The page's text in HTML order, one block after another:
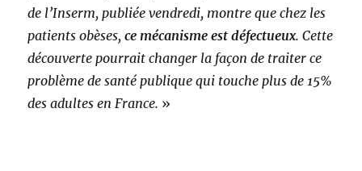
de l’Inserm, publiée vendredi, montre que chez les
patients obèses,ce mécanisme est défectueux. Cette
découverte pourrait changer la façon de traiter ce
problème de santé publique qui touche plus de 15%
des adultes en France. »